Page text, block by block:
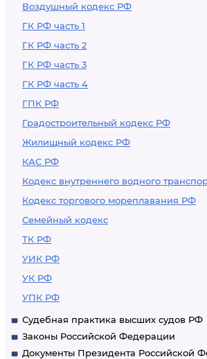
Воздушный кодекс РФ
ГК РФ часть 1
ГК РФ часть 2
ГК РФ часть 3
ГК РФ часть 4
ГПК РФ
Градостроительный кодекс РФ
Жилищный кодекс РФ
КАС РФ
Кодекс внутреннего водного
Кодекс торгового мореплавания РФ
Семейный кодекс
ТК РФ
УИК РФ
УК РФ
УПК РФ
Судебная практика высших судов РФ
Законы Российской Федерации
Документы Президента Российской